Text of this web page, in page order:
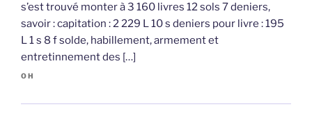
s’est trouvé monter à 3 160 livres 12 sols 7 deniers,
savoir : capitation : 2 229 L 10 s deniers pour livre : 195
L 1 s 8 f solde, habillement, armement et
entretinnement des […]
OH